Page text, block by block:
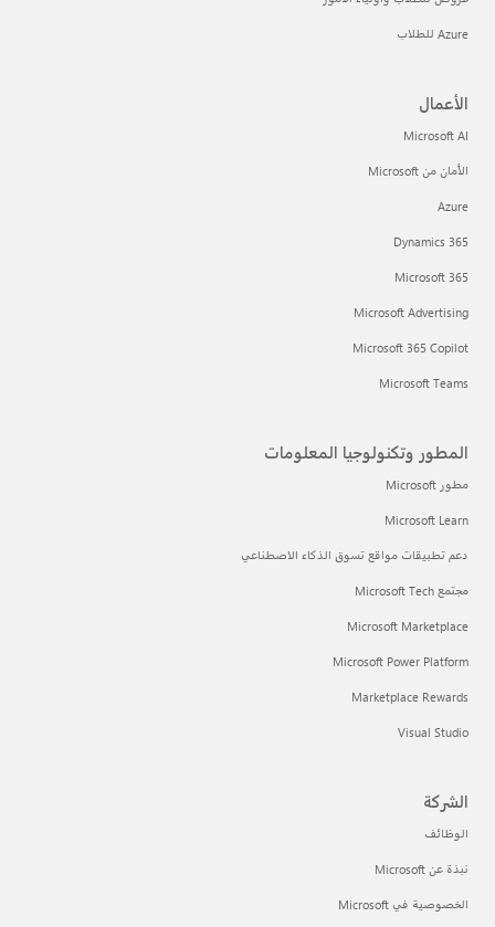
Azure للطلاب
الأعمال
Microsoft AI
الأمان من Microsoft
Azure
Dynamics 365
Microsoft 365
Microsoft Advertising
Microsoft 365 Copilot
Microsoft Teams
المطور وتكنولوجيا المعلومات
مطور Microsoft
Microsoft Learn
دعم تطبيقات مواقع تسوق الذكاء الاصطناعي
مجتمع Microsoft Tech
Microsoft Marketplace
Microsoft Power Platform
Marketplace Rewards
Visual Studio
الشركة
الوظائف
نبذة عن Microsoft
الخصوصية في Microsoft